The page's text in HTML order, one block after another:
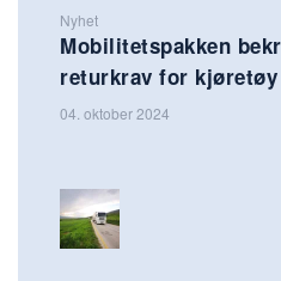
Nyhet
Mobilitetspakken
returkrav for
04. oktober 2024